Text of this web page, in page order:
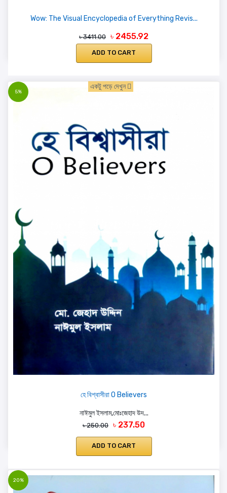
Wow: The Visual Encyclopedia of Everything Revis...
৳ 3411.00 ৳ 2455.92
ADD TO CART
5%
একটু পড়ে দেখুন
হে বিশ্বাসীরা O Believers
নাঈমুল ইসলাম,মোঃজেহাদ উদ...
৳ 250.00 ৳ 237.50
ADD TO CART
20%